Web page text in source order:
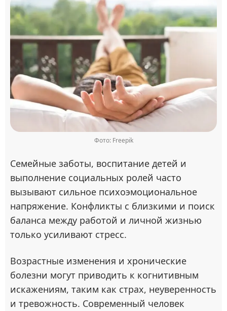
Фото: Freepik
Семейные заботы, воспитание детей и
выполнение социальных ролей часто
вызывают сильное психоэмоциональное
напряжение. Конфликты с близкими и поиск
баланса между работой и личной жизнью
только усиливают стресс.
Возрастные изменения и хронические
болезни могут приводить к когнитивным
искажениям, таким как страх, неуверенность
и тревожность. Современный человек